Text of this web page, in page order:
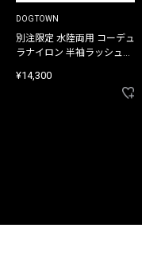
DOGTOWN
別注限定 水陸両用 コーデュ
ラナイロン 半袖ラッシュガ
¥14,300